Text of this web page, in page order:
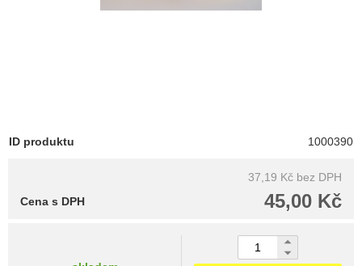
ID produktu 1000390
37,19 Kč bez DPH
45,00 Kč
Cena s DPH